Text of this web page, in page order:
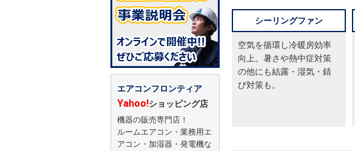
エアコンフロンティア
Yahoo!ショッピング店
機器の販売専門店！
ルームエアコン・業務用エ
アコン・加湿器・発電機な
シーリングファン
空気を循環し冷暖房効率
向上。暑さや熱中症対策
の他にも結露・湿気・錆
び対策も。